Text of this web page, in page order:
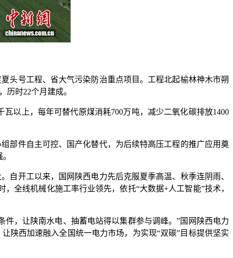
号工程、省大气污染防治重点项目。工程北起榆林神木市朔
历时22个月建成。
以上，每年可替代原煤消耗700万吨，减少二氧化碳排放1400
件自主可控、国产化替代，为后续特高压工程的推广应用奠
开工以来，国网陕西电力先后克服夏季高温、秋季连阴雨、
全线机械化施工率行业领先，依托“大数据+人工智能”技术，
，让陕南水电、抽蓄电站得以集群参与调峰。”国网陕西电力
陕西加速融入全国统一电力市场，为实现“双碳”目标提供坚实